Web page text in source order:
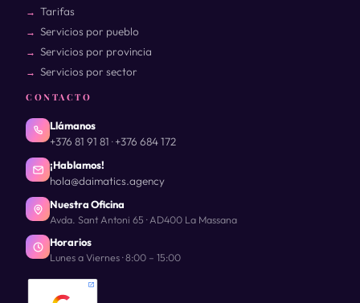
Tarifas
Servicios por pueblo
Servicios por provincia
Servicios por sector
CONTACTO
Llámanos
+376 81 91 81 ·+376 684 172
¡Hablamos!
hola@daimatics.agency
Nuestra Oficina
Avda. Sant Antoni 65 · AD400 La Massana
Horarios
Lunes a Viernes · 8:00 – 15:00